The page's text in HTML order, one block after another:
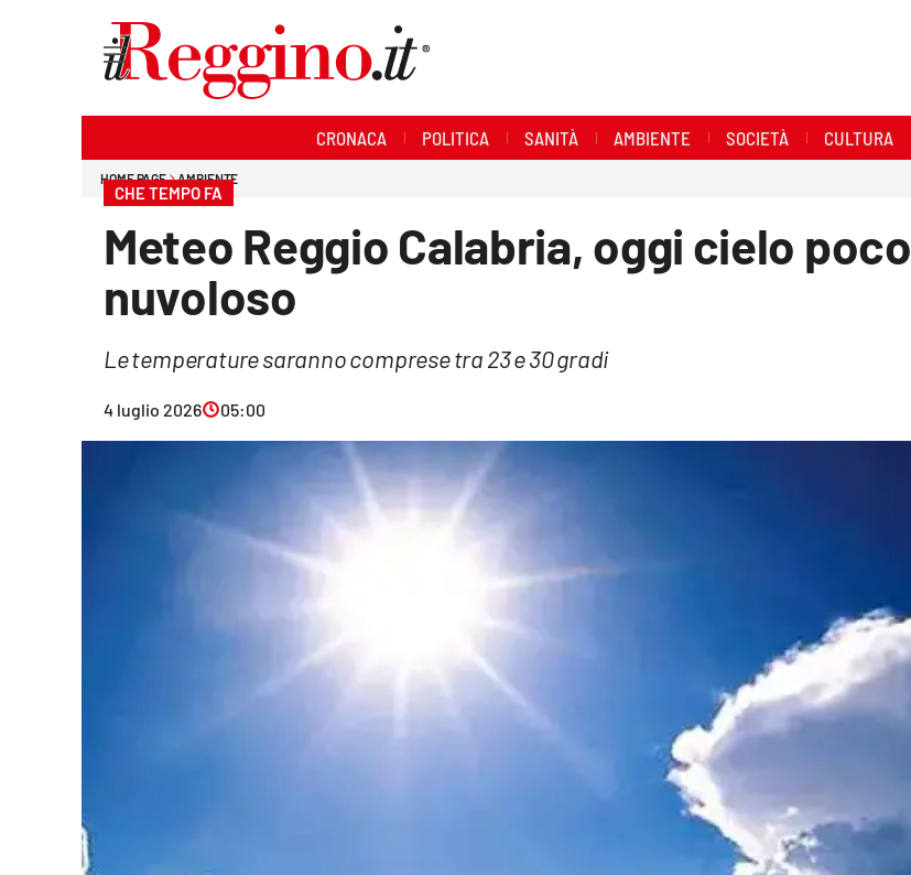
CRONACA POLITICA SANITÀ AMBIENTE SOCIETÀ CULTURA
HOME PAGE AMBIENTE
CHE TEMPO FA
Meteo Reggio Calabria, oggi cielo poco
nuvoloso
Le temperature saranno comprese tra 23 e 30 gradi
4 luglio 2026 05:00